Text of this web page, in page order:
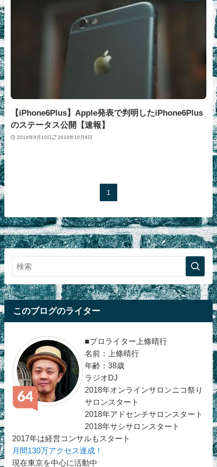
【iPhone6Plus】Apple発表で判明したiPhone6Plus
のステータス公開【速報】
2014年9月10日 2014年10月8日
1
このブログのライター
■プロライター上條晴行
名前：上條晴行
年齢：38歳
ラジオDJ
2018年オンラインサロンニコ祭り
サロンスタート
2018年アドセンチサロンスタート
2018年サシサロンスタート
2017年は経営コンサルもスタート
月間130万アクセス達成！
現在東京を中心に活動中